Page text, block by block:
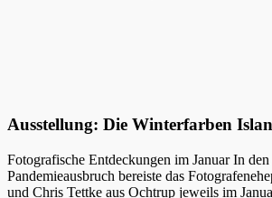
Ausstellung: Die Winterfarben
Fotografische Entdeckungen im Januar In
Pandemieausbruch bereiste das
und Chris Tettke aus Ochtrup jeweils im